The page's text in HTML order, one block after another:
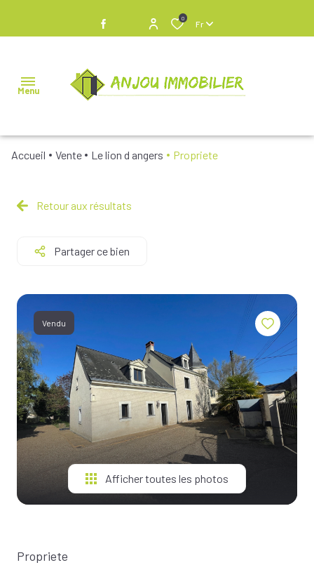
0
Fr
Menu
VENDRE
BIENS
BIENS À
LA
LOCATION
ESTIMEZ
VOTRE
BIEN
NOTRE
ÉQUIPE
Accueil Vente Le lion d angers Propriete
Retour aux résultats
Partager ce bien
Vendu
Afficher toutes les photos
Propriete